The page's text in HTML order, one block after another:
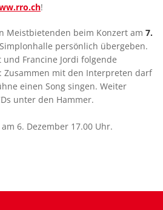
!
Meistbietenden beim Konzert am 7.
persönlich übergeben.
Francine Jordi folgende
Zusammen mit den Interpreten darf
einen Song singen. Weiter
unter den Hammer.
6. Dezember 17.00 Uhr.